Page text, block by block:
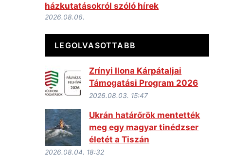
házkutatásokról szóló hírek
2026.08.06.
LEGOLVASOTTABB
Zrínyi Ilona Kárpátaljai
Támogatási Program 2026
2026.08.03. 15:47
Ukrán határőrök mentették
meg egy magyar tinédzser
életét a Tiszán
2026.08.04. 18:32